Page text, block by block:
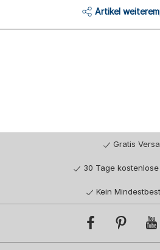
Artikel
Gratis
30 Tage
Kein